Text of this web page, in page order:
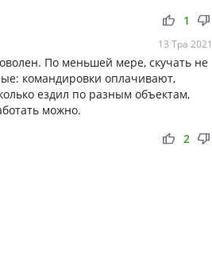
thumb_up thumb_down
1
13 Тра 2021
По меньшей мере, скучать не
командировки оплачивают,
ездил по разным объектам,
можно.
thumb_up thumb_down
2